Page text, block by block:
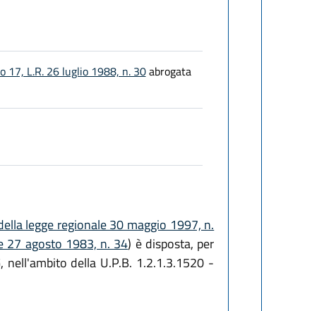
17, L.R. 26 luglio 1988, n. 30abrogata
legge regionale 30 maggio 1997, n.
27 agosto 1983, n. 34) è disposta, per
della U.P.B. 1.2.1.3.1520 -